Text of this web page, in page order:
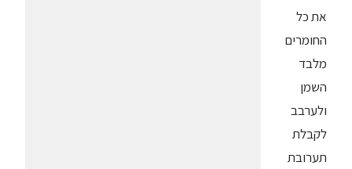
את כל
החומרים
מלבד
השמן
ולערבב
לקבלת
תערובת